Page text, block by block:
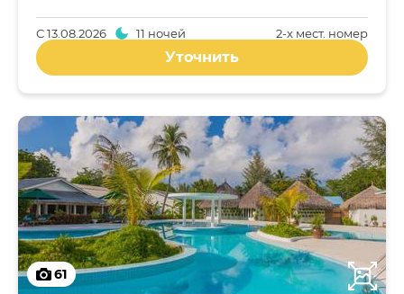
2-x мест. номер
С13.08.2026 11 ночей
Уточнить
61